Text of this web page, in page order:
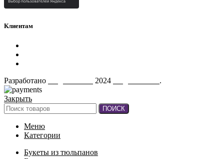
Клиентам
Разработано
2024 .
Закрыть
ПОИСК
Меню
Категории
Букеты из тюльпанов